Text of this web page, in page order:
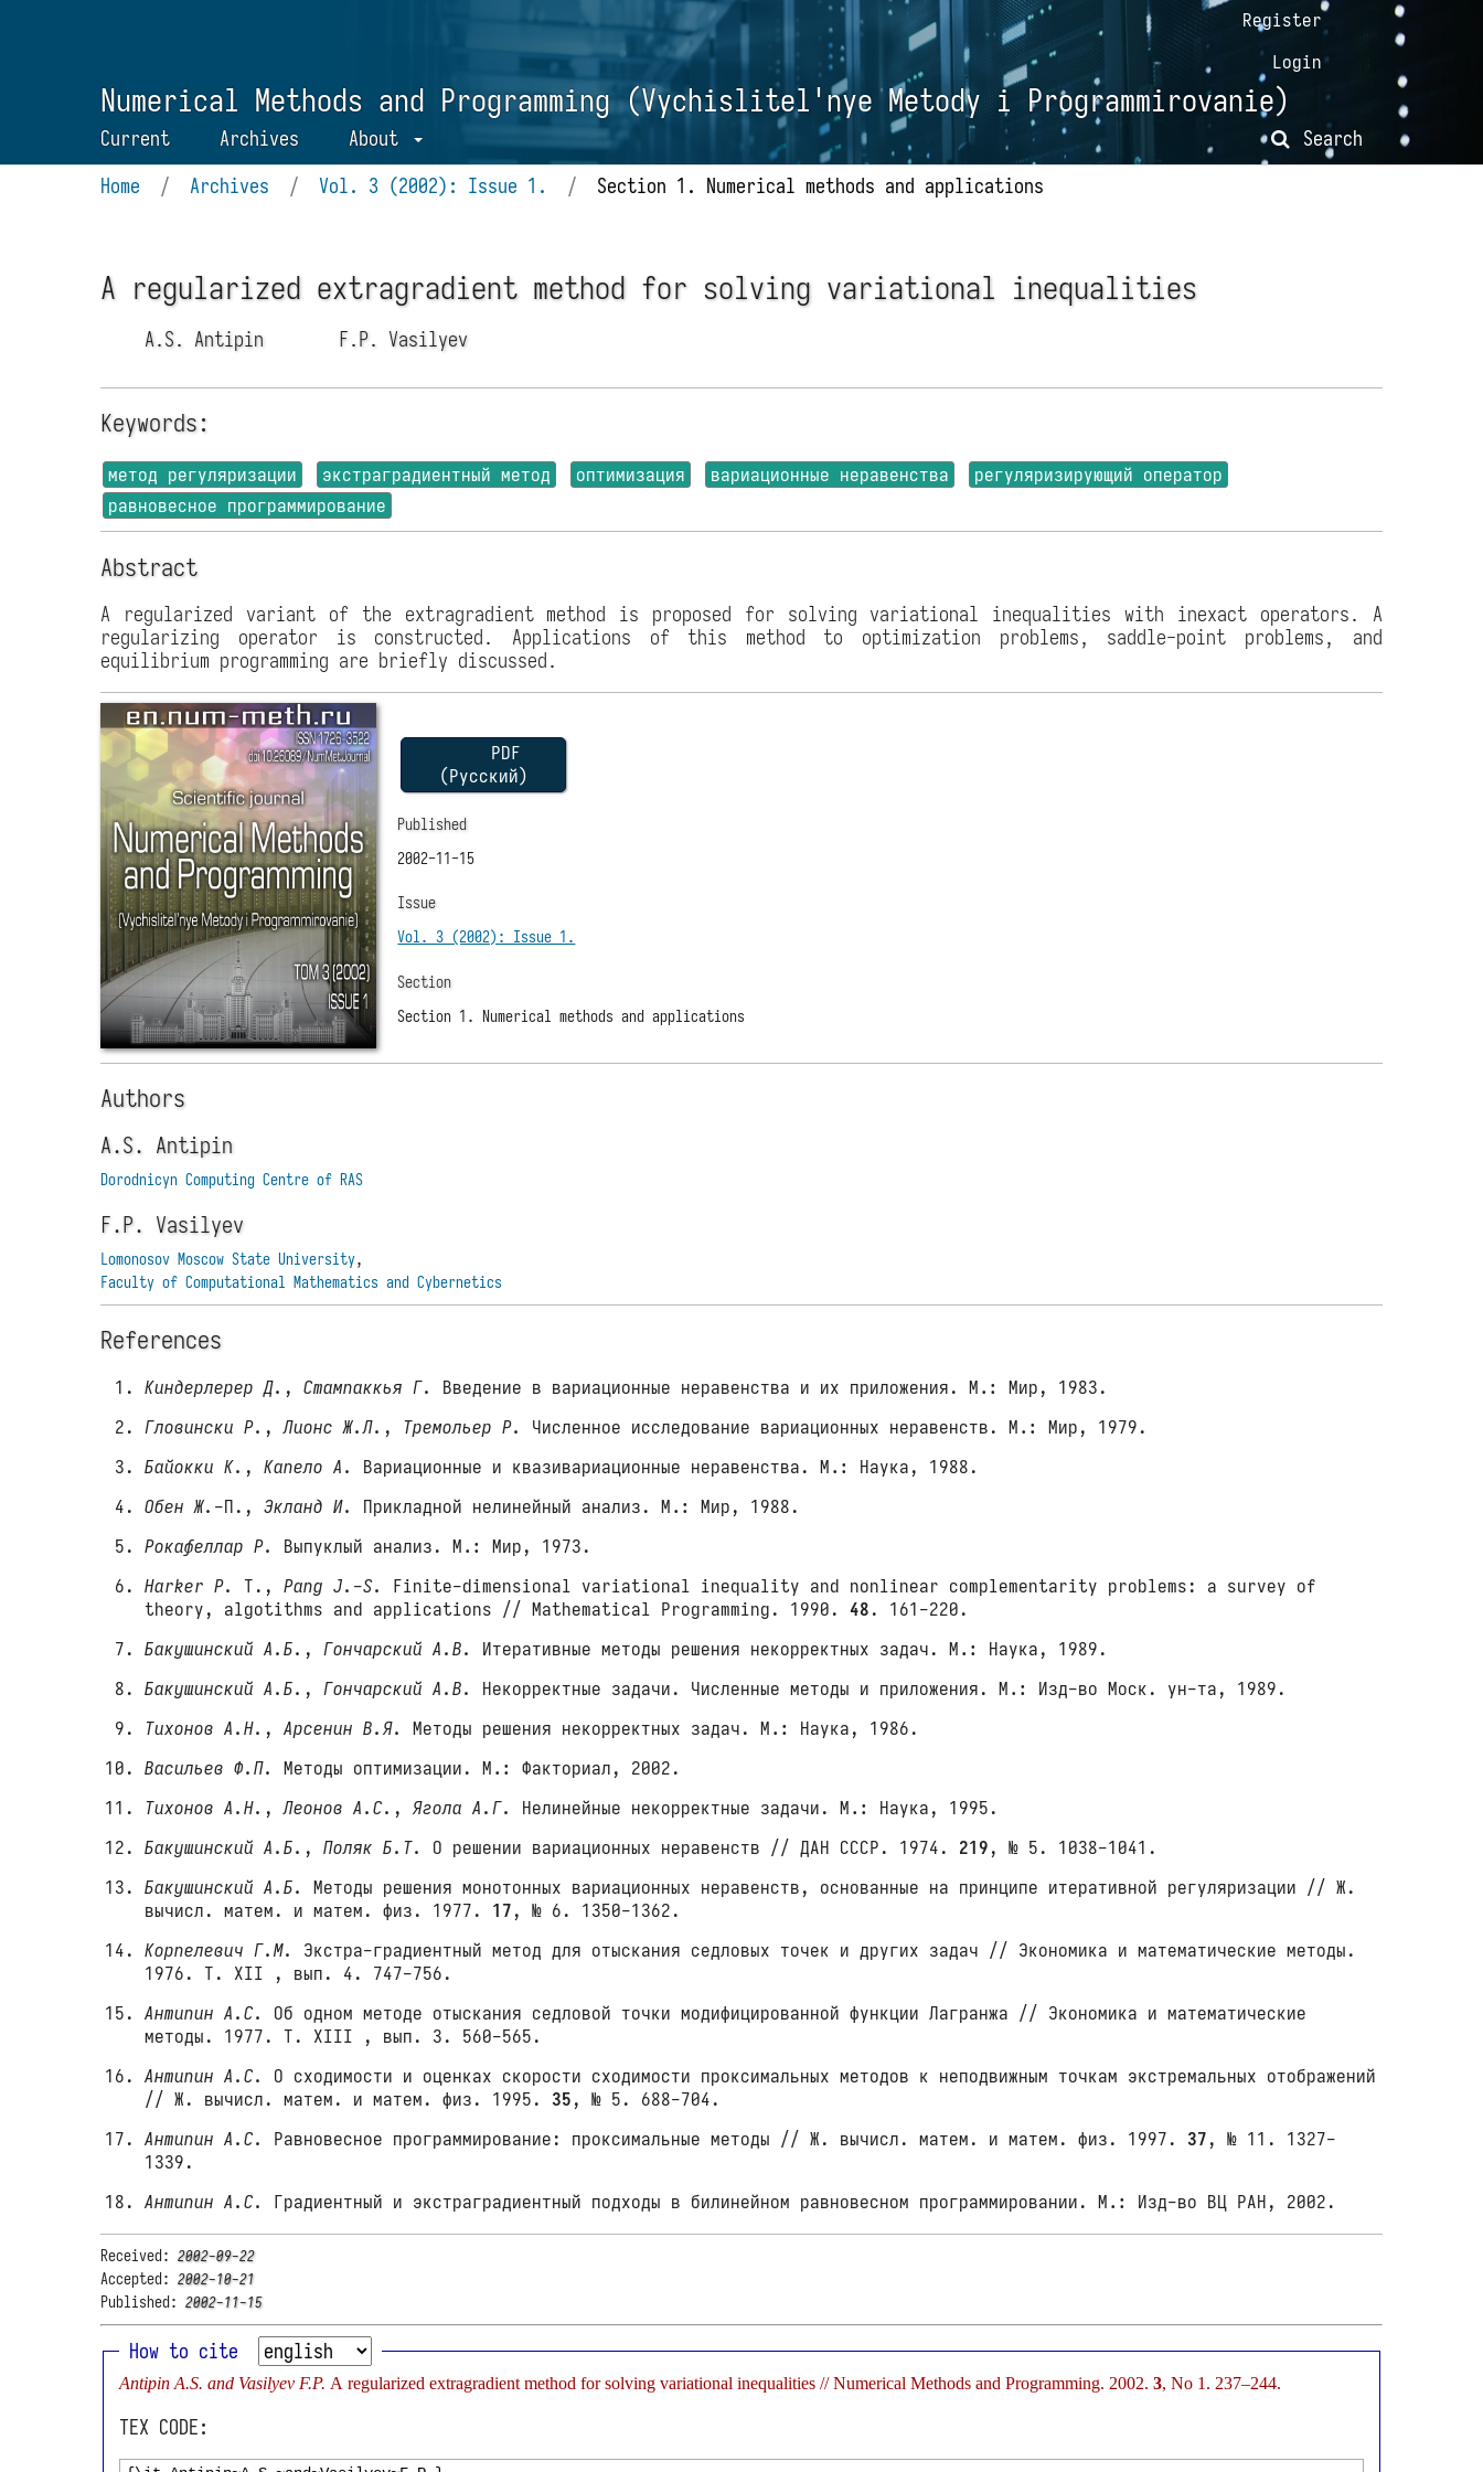
Numerical Methods and Programming (Vychislitel'nye Metody i Programmirovanie)
Current Archives About Search
Register
Login
Home / Archives / Vol. 3 (2002): Issue 1. / Section 1. Numerical methods and applications
A regularized extragradient method for solving variational inequalities
A.S. Antipin F.P. Vasilyev
Keywords:
метод регуляризации экстраградиентный метод оптимизация вариационные неравенства
регуляризирующий оператор
равновесное программирование
Abstract
A regularized variant of the extragradient method is proposed for solving variational inequalities with inexact operators. A
regularizing operator is constructed. Applications of this method to optimization problems, saddle-point problems, and
equilibrium programming are briefly discussed.
PDF
(Русский)
Published
2002-11-15
Issue
Vol. 3 (2002): Issue 1.
Section
Section 1. Numerical methods and applications
Authors
A.S. Antipin
Dorodnicyn Computing Centre of RAS
F.P. Vasilyev
Lomonosov Moscow State University,
Faculty of Computational Mathematics and Cybernetics
References
Киндерлерер Д. ,Стампаккья Г.
Введение в вариационные неравенства и их приложения. М.: Мир, 1983.
Гловински Р. ,Лионс Ж.Л. , Тремольер Р.
Численное исследование вариационных неравенств. М.: Мир, 1979.
Байокки К. ,Капело А.
Вариационные и квазивариационные неравенства. М.: Наука, 1988.
Обен Ж. -П., Экланд И.
Прикладной нелинейный анализ. М.: Мир, 1988.
Рокафеллар Р.
Выпуклый анализ. М.: Мир, 1973.
Harker P. T., Pang J.-S.
Finite-dimensional variational inequality and nonlinear complementarity problems: a survey of
theory, algotithms and applications // Mathematical Programming. 1990.48. 161-220.
Бакушинский А.Б. ,Гончарский А.В.
Итеративные методы решения некорректных задач. М.: Наука, 1989.
Бакушинский А.Б. ,Гончарский А.В.
Некорректные задачи. Численные методы и приложения. М.: Изд-во Моск. ун-та, 1989.
Тихонов А.Н. ,Арсенин В.Я. Методы решения некорректных задач. М.: Наука, 1986.
Васильев Ф.П. Методы оптимизации. М.: Факториал, 2002.
Тихонов А.Н. ,Леонов А.С. ,Ягола А.Г.
Нелинейные некорректные задачи. М.: Наука, 1995.
Бакушинский А.Б. ,Поляк Б.Т. О решении вариационных неравенств // ДАН СССР. 1974. 219, № 5. 1038-1041.
Бакушинский А.Б. Методы решения монотонных вариационных неравенств, основанные на принципе итеративной регуляризации // Ж.
вычисл. матем. и матем. физ. 1977. 17, № 6. 1350-1362.
Корпелевич Г.М.
Экстра-градиентный метод для отыскания седловых точек и других задач // Экономика и математические методы.
1976. T. XII , вып. 4. 747-756.
Антипин А.С.
Об одном методе отыскания седловой точки модифицированной функции Лагранжа // Экономика и математические
методы. 1977. T. XIII , вып. 3. 560-565.
Антипин А.С.
О сходимости и оценках скорости сходимости проксимальных методов к неподвижным точкам экстремальных отображений
// Ж. вычисл. матем. и матем. физ. 1995. 35, № 5. 688-704.
Антипин А.С.
Равновесное программирование: проксимальные методы // Ж. вычисл. матем. и матем. физ. 1997. 37, № 11. 1327-
1339.
Антипин А.С.
Градиентный и экстраградиентный подходы в билинейном равновесном программировании. М.: Изд-во ВЦ РАН, 2002.
Received:2002-09-22
Accepted:2002-10-21
Published:2002-11-15
How to cite
Antipin A.S. and Vasilyev F.P. A regularized extragradient method for solving variational inequalities // Numerical Methods and Programming. 2002. 3, No 1. 237–244.
TEX CODE: